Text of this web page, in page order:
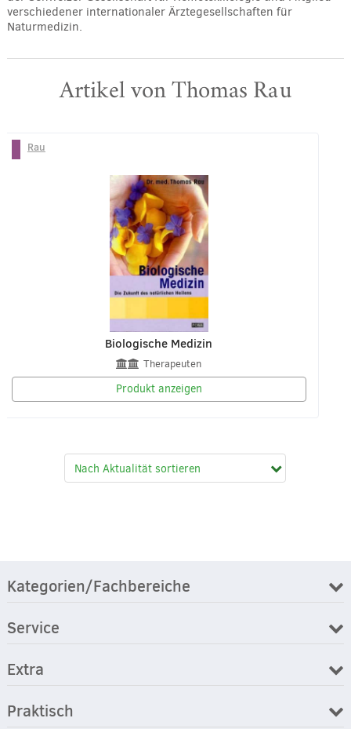
verschiedener internationaler Ärztegesellschaften für
Naturmedizin.
Artikel von Thomas Rau
Rau
Biologische Medizin
Therapeuten
Produkt anzeigen
Kategorien/Fachbereiche
Service
Extra
Praktisch